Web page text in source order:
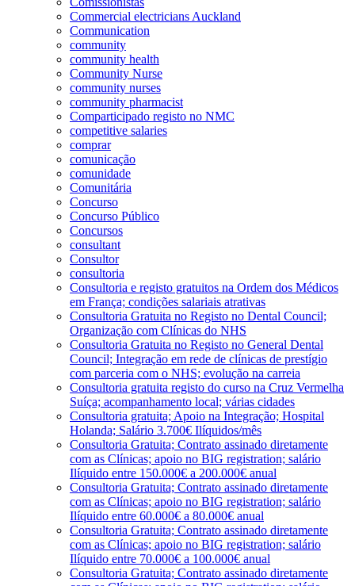
Commercial electricians Auckland
Communication
community
community health
Community Nurse
community nurses
community pharmacist
Comparticipado registo no NMC
competitive salaries
comprar
comunicação
comunidade
Comunitária
Concurso
Concurso Público
Concursos
consultant
Consultor
consultoria
Consultoria e registo gratuitos na Ordem dos Médicos
em França; condições salariais atrativas
Consultoria Gratuita no Registo no Dental Council;
Organização com Clínicas do NHS
Consultoria Gratuita no Registo no General Dental
Council; Integração em rede de clínicas de prestígio
com parceria com o NHS; evolução na carreia
Consultoria gratuita registo do curso na Cruz Vermelha
Suíça; acompanhamento local; várias cidades
Consultoria gratuita; Apoio na Integração; Hospital
Holanda; Salário 3.700€ Ilíquidos/mês
Consultoria Gratuita; Contrato assinado diretamente
com as Clínicas; apoio no BIG registration; salário
Ilíquido entre 150.000€ a 200.000€ anual
Consultoria Gratuita; Contrato assinado diretamente
com as Clínicas; apoio no BIG registration; salário
Ilíquido entre 60.000€ a 80.000€ anual
Consultoria Gratuita; Contrato assinado diretamente
com as Clínicas; apoio no BIG registration; salário
Ilíquido entre 70.000€ a 100.000€ anual
Consultoria Gratuita; Contrato assinado diretamente